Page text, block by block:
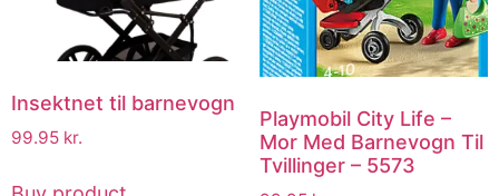
Insektnet til barnevogn
99.95 kr.
Playmobil City Life –
Mor Med Barnevogn Til
Tvillinger – 5573